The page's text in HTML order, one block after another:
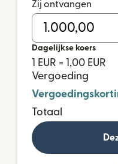
Zij ontvangen
Dagelijkse koers
1 EUR = 1,00 EUR
Vergoeding
Totaal